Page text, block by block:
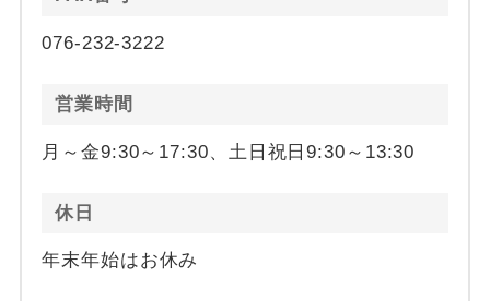
076-232-3222
営業時間
月～金9:30～17:30、土日祝日9:30～13:30
休日
年末年始はお休み